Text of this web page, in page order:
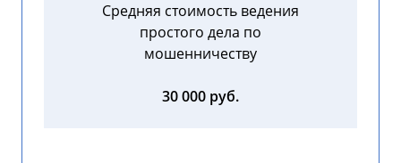
Средняя стоимость ведения
простого дела по
мошенничеству
30 000 руб.